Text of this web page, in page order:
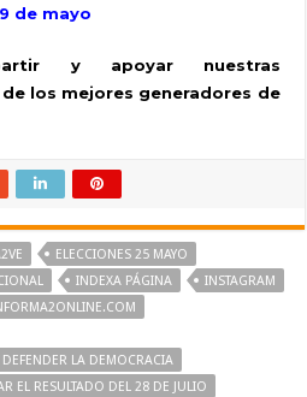
de mayo
y apoyar nuestras
los mejores generadores de
ELECCIONES 25 MAYO
INDEXA PÁGINA
INSTAGRAM
LA DEMOCRACIA
EL RESULTADO DEL 28 DE JULIO